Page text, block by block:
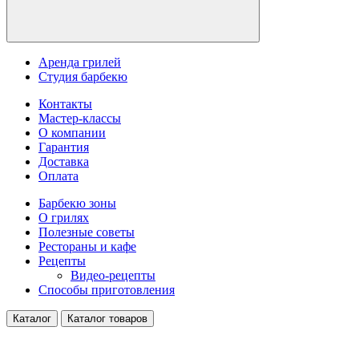
Аренда грилей
Студия барбекю
Контакты
Мастер-классы
О компании
Гарантия
Доставка
Оплата
Барбекю зоны
О грилях
Полезные советы
Рестораны и кафе
Рецепты
Видео-рецепты
Способы приготовления
Каталог Каталог товаров